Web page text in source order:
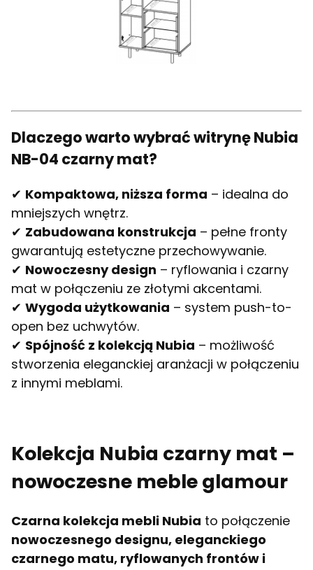
Dlaczego warto wybrać witrynę Nubia
NB-04 czarny mat?
✔ Kompaktowa, niższa forma – idealna do
mniejszych wnętrz.
✔ Zabudowana konstrukcja – pełne fronty
gwarantują estetyczne przechowywanie.
✔ Nowoczesny design – ryflowania i czarny
mat w połączeniu ze złotymi akcentami.
✔ Wygoda użytkowania – system push-to-
open bez uchwytów.
✔ Spójność z kolekcją Nubia – możliwość
stworzenia eleganckiej aranżacji w połączeniu
z innymi meblami.
Kolekcja Nubia czarny mat –
nowoczesne meble glamour
Czarna kolekcja mebli Nubia to połączenie
nowoczesnego designu, eleganckiego
czarnego matu, ryflowanych frontów i